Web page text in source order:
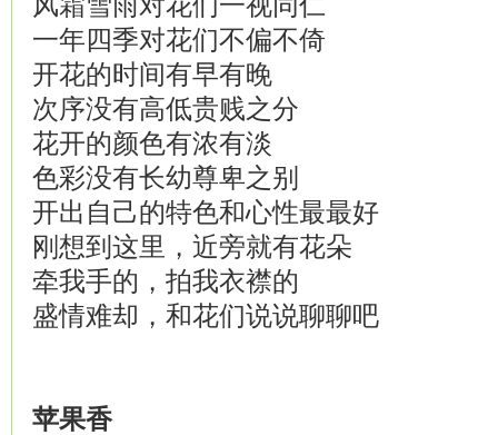
一年四季对花们不偏不倚
开花的时间有早有晚
次序没有高低贵贱之分
花开的颜色有浓有淡
色彩没有长幼尊卑之别
开出自己的特色和心性最最好
刚想到这里，近旁就有花朵
牵我手的，拍我衣襟的
盛情难却，和花们说说聊聊吧
苹果香